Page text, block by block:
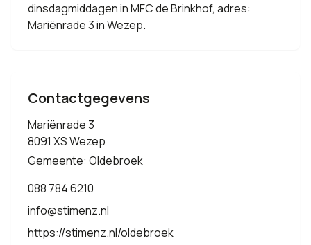
dinsdagmiddagen in MFC de Brinkhof, adres:
Mariënrade 3 in Wezep.
Contactgegevens
Mariënrade 3
8091 XS Wezep
Gemeente: Oldebroek
088 784 6210
info@stimenz.nl
https://stimenz.nl/oldebroek